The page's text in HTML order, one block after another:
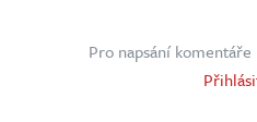
Pro napsání